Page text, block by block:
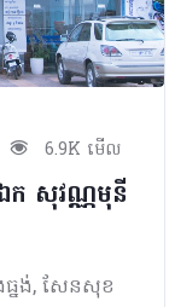
6.9K មើល
ឯក សុវណ្ណមុនី
ងធ្នង់, សែនសុខ